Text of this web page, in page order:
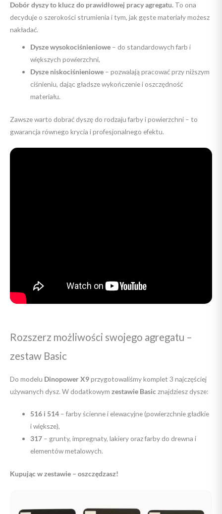
Dobór dyszy to klucz do prawidłowej pracy agregatu. To ona
decyduje o szerokości strumienia i tym, jak gęste materiały możesz
nakładać.
Dysze wysokociśnieniowe – do standardowych farb i
większych powierzchni,
Dysze niskociśnieniowe – pozwalają pracować przy niższym
ciśnieniu, dając gładsze wykończenie i oszczędność
materiału.
Zawsze warto dobrać dyszę do rodzaju farby i powierzchni – to
gwarancja równego krycia i profesjonalnego efektu.
Rozszerz możliwości swojego agregatu –
zestaw Basic
Do modelu Dinopower X9przygotowaliśmy komplet 3 najczęściej
używanych dysz. W dodatkowym zestawie Basicznajdziesz dysze:
516 i 514 – farby ścienne i elewacyjne (powierzchnie gładkie
i większe),
317 – grunty, impregnaty, lakiery oraz farby do drewna i
elementów metalowych.
Kupując w zestawie – oszczędzasz!